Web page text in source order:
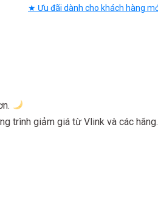
★ Ưu đãi dành cho khách hàng
trình giảm giá từ Vlink và các hãng.